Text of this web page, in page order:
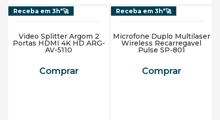
Receba em 3h*🚀
Video Splitter Argom 2
Portas HDMI 4K HD ARG-
AV-5110
Comprar
Receba em 3h*🚀
Microfone Duplo Multilaser
Wireless Recarregavel
Pulse SP-801
Comprar